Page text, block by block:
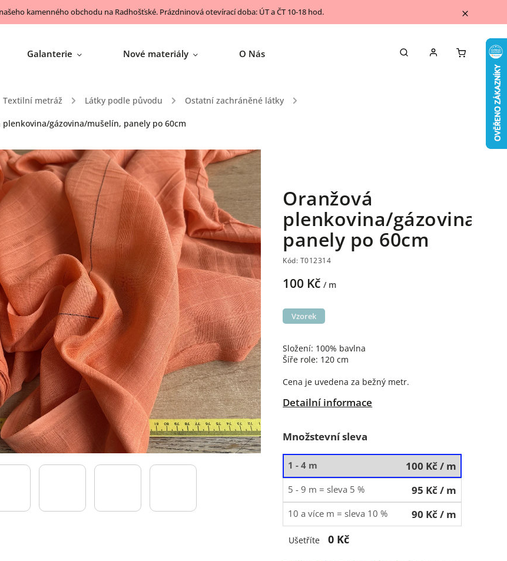
kamenného obchodu na Radhošťské. Prázdninová otevírací doba: ÚT a ČT 10-18 hod.
Galanterie Nové materiály O Nás Kontakty Blog
Textilní metráž / Látky podle původu / Ostatní zachráněné látky /
plenkovina/gázovina/mušelín, panely po 60cm
Oranžová
plenkovina/gázovina/
panely po 60cm
Kód: T012314
100 Kč/ m
Složení: 100% bavlna
Šíře role: 120 cm
Cena je uvedena za bežný metr.
Detailní informace
Vzorek
Množstevní sleva
1 - 4 m 100 Kč/ m
5 - 9 m = sleva 5 % 95 Kč/ m
10 a více m = sleva 10 % 90 Kč/ m
Ušetříte 0 Kč